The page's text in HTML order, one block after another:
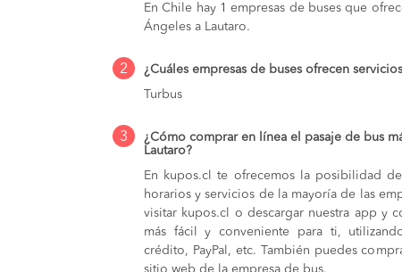
En Chile hay 1 empresas de buses que
Ángeles a Lautaro.
2
¿Cuáles empresas de buses ofrecen
Turbus
3
¿Cómo comprar en línea el pasaje de bus
Lautaro?
En kupos.cl te ofrecemos la posibilidad
horarios y servicios de la mayoría de las
visitar kupos.cl o descargar nuestra app y
más fácil y conveniente para ti,
crédito, PayPal, etc. También puedes
sitio web de la empresa de bus.